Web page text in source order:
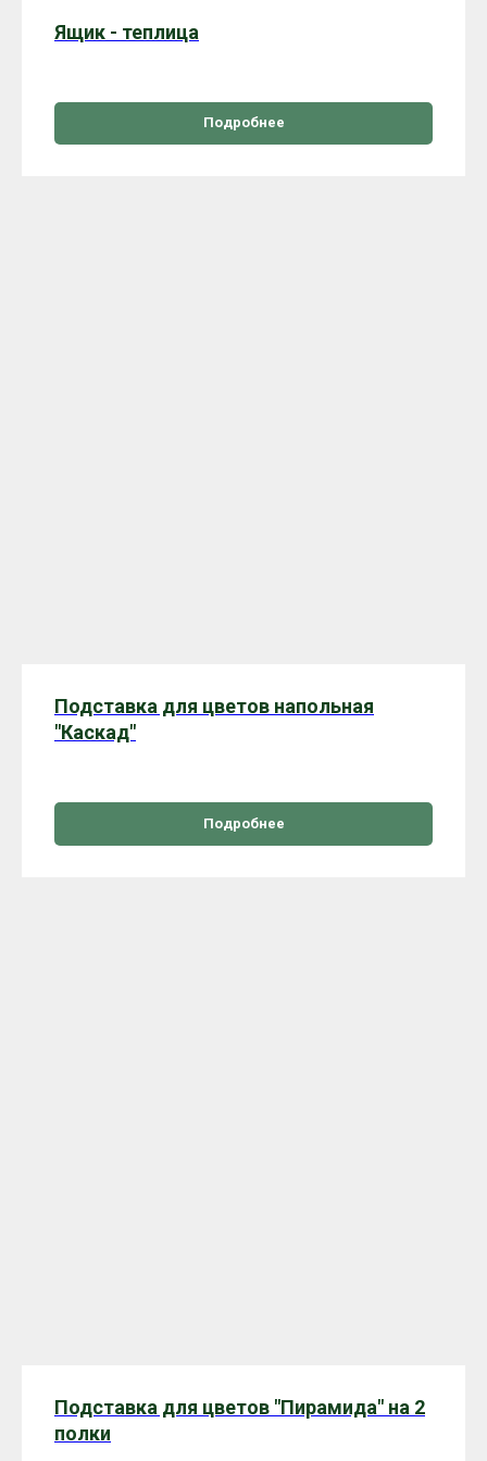
Ящик - теплица
Подробнее
Подставка для цветов напольная
"Каскад"
Подробнее
Подставка для цветов "Пирамида" на 2
полки